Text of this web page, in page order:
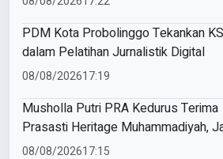
PDM Kota Probolinggo Tekankan
dalam Pelatihan Jurnalistik Digital
08/08/202617:19
Musholla Putri PRA Kedurus Terima
Prasasti Heritage Muhammadiyah,
Pengingat Sejarah Dakwah dan Amal
08/08/202617:15